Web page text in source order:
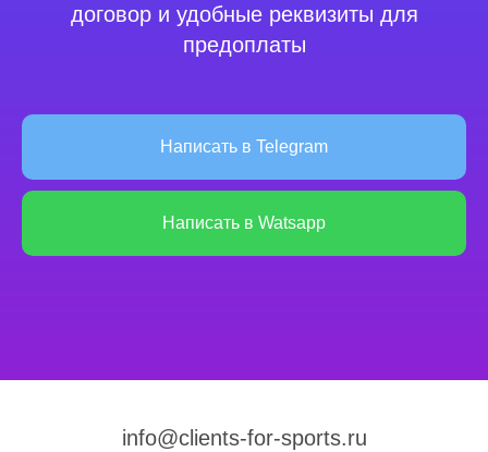
договор и удобные реквизиты для
предоплаты
Написать в Telegram
Написать в Watsapp
info@clients-for-sports.ru